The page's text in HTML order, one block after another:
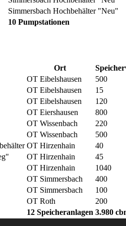
Simmersbach Hochbehälter "Neu"
10 Pumpstationen
Ort
OT Eibelshausen
500
OT Eibelshausen
15
OT Eibelshausen
120
OT Eiershausen
800
OT Wissenbach
220
OT Wissenbach
500
OT Hirzenhain
40
OT Hirzenhain
45
OT Hirzenhain
1040
OT Simmersbach
400
OT Simmersbach
100
OT Roth
200
12 Speicheranlagen 3.980